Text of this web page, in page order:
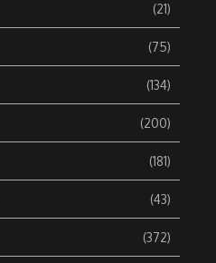
(21)
(75)
(134)
(200)
(181)
(43)
(372)